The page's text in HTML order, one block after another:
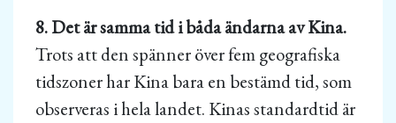
8. Det är samma tid i båda ändarna av Kina.
Trots att den spänner över fem geografiska
tidszoner har Kina bara en bestämd tid, som
observeras i hela landet. Kinas standardtid är